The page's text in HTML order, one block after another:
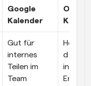
Google
Kalender
Gut für
internes
Teilen im
Team
d für
interne